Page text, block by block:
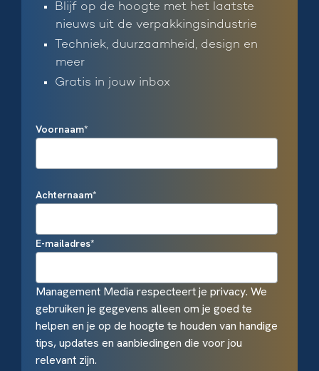
Blijf op de hoogte met het laatste
nieuws uit de verpakkingsindustrie
Techniek, duurzaamheid, design en
meer
Gratis in jouw inbox
Voornaam*
Achternaam*
E-mailadres*
Management Media respecteert je privacy. We
gebruiken je gegevens alleen om je goed te
helpen en je op de hoogte te houden van handige
tips, updates en aanbiedingen die voor jou
relevant zijn.